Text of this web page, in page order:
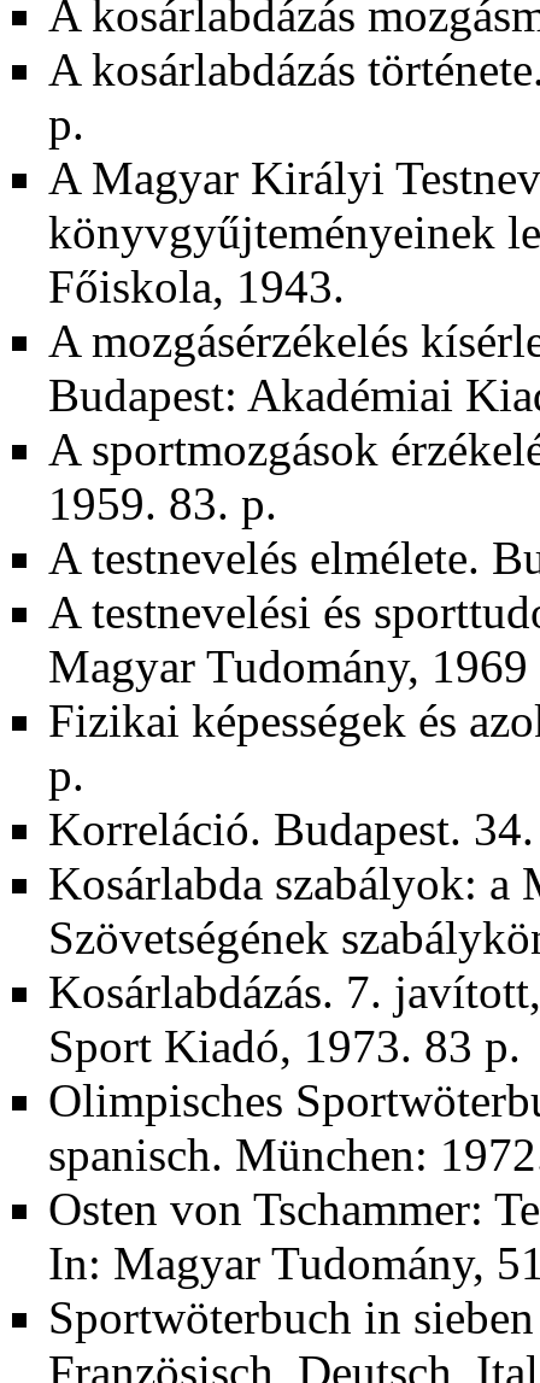
A kosárlabdázás
A kosárlabdázás
p.
A Magyar Királyi
könyvgyűjteményeinek
Főiskola, 1943.
A mozgásérzékelés
Budapest: Akadémiai
A sportmozgások
1959. 83. p.
A testnevelés elmélete.
A testnevelési és
Magyar Tudomány, 1969
Fizikai képességek és
p.
Korreláció. Budapest.
Kosárlabda szabályok: a
Szövetségének
Kosárlabdázás. 7.
Sport Kiadó, 1973. 83 p.
Olimpisches
spanisch. München:
Osten von Tschammer:
In: Magyar Tudomány,
Sportwöterbuch in
Französisch, Deutsch,